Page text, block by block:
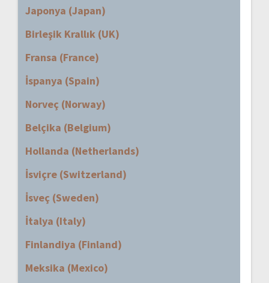
Japonya (Japan)
Birleşik Krallık (UK)
Fransa (France)
İspanya (Spain)
Norveç (Norway)
Belçika (Belgium)
Hollanda (Netherlands)
İsviçre (Switzerland)
İsveç (Sweden)
İtalya (Italy)
Finlandiya (Finland)
Meksika (Mexico)